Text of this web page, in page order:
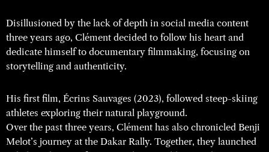
Disillusioned by the lack of depth in social media content
three years ago, Clément decided to follow his heart and
dedicate himself to documentary filmmaking, focusing on
storytelling and authenticity.
His first film, Écrins Sauvages (2023), followed steep-skiing
athletes exploring their natural playground.
Over the past three years, Clément has also chronicled Benji
Melot’s journey at the Dakar Rally. Together, they launched